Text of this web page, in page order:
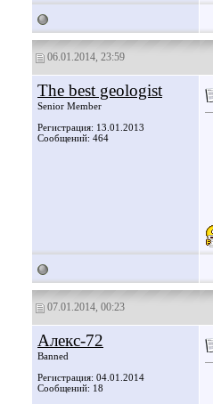
06.01.2014, 23:59
The best geologist
Senior Member
Регистрация: 13.01.2013
Сообщений: 464
07.01.2014, 00:23
Алекс-72
Banned
Регистрация: 04.01.2014
Сообщений: 18